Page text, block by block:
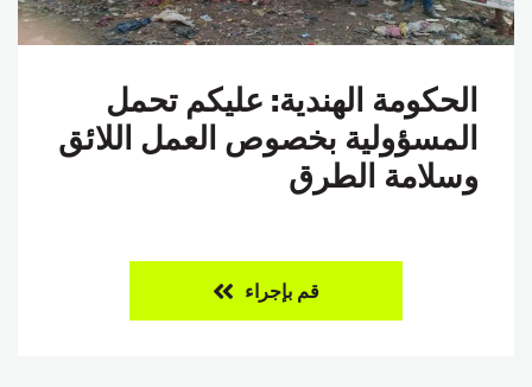
الحكومة الهندية: عليكم تحمل
المسؤولية بخصوص العمل اللائق
وسلامة الطرق
قم بإجراء